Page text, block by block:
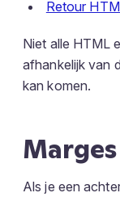
Retour
Niet alle HTML
afhankelijk van
kan komen.
Als je een